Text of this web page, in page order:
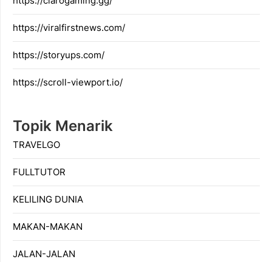
https://viralfirstnews.com/
https://storyups.com/
https://scroll-viewport.io/
Topik Menarik
TRAVELGO
FULLTUTOR
KELILING DUNIA
MAKAN-MAKAN
JALAN-JALAN